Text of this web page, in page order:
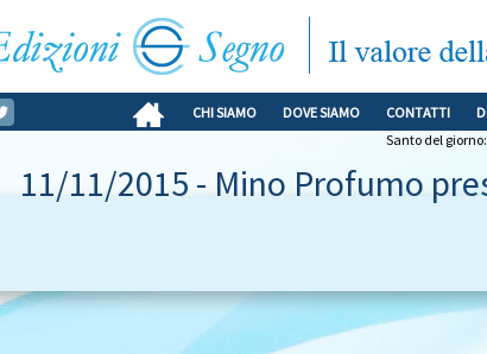
CHI SIAMO DOVE SIAMO CONTATTI
Santo del
11/11/2015 - Mino Profumo